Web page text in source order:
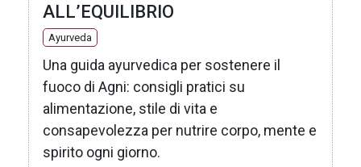
ALL’EQUILIBRIO
Ayurveda
Una guida ayurvedica per sostenere il
fuoco di Agni: consigli pratici su
alimentazione, stile di vita e
consapevolezza per nutrire corpo, mente e
spirito ogni giorno.